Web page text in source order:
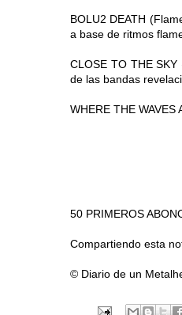
BOLU2 DEATH
a base de ritmos
CLOSE TO THE
de las bandas
WHERE THE
50 PRIMEROS
Compartiendo esta
© Diario de un